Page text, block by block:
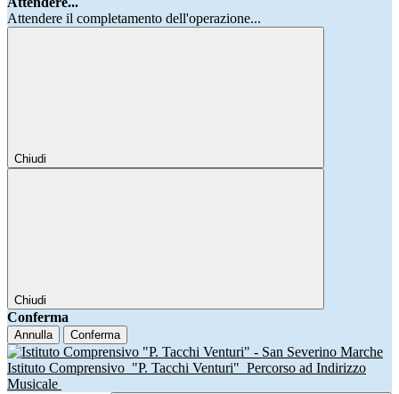
Attendere il completamento dell'operazione...
Chiudi
Chiudi
Conferma
Annulla Conferma
Istituto Comprensivo "P. Tacchi Venturi" Percorso ad Indirizzo
Musicale